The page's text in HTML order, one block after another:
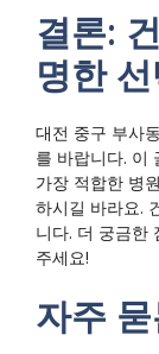
결론:
명한
대전 중구 부사
를 바랍니다. 이
가장 적합한 병
하시길 바라요.
니다. 더 궁금한
주세요!
자주